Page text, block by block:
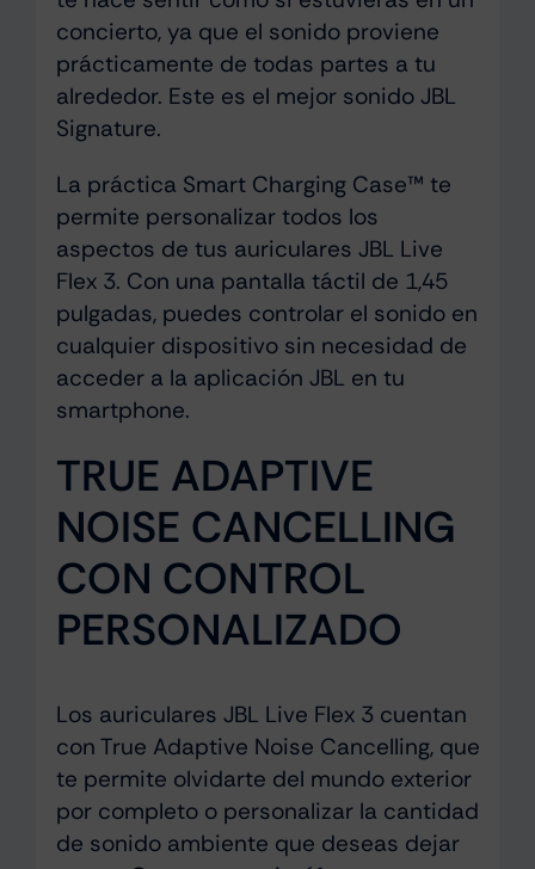
concierto, ya que el sonido proviene
prácticamente de todas partes a tu
alrededor. Este es el mejor sonido JBL
Signature.
La práctica Smart Charging Case™ te
permite personalizar todos los
aspectos de tus auriculares JBL Live
Flex 3. Con una pantalla táctil de 1,45
pulgadas, puedes controlar el sonido en
cualquier dispositivo sin necesidad de
acceder a la aplicación JBL en tu
smartphone.
TRUE ADAPTIVE
NOISE CANCELLING
CON CONTROL
PERSONALIZADO
Los auriculares JBL Live Flex 3 cuentan
con True Adaptive Noise Cancelling, que
te permite olvidarte del mundo exterior
por completo o personalizar la cantidad
de sonido ambiente que deseas dejar